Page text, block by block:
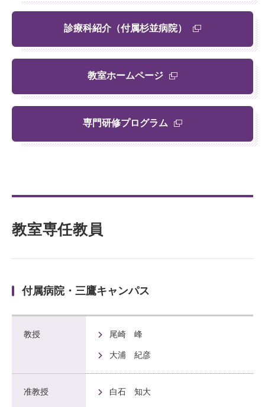
診療科紹介（付属杉並病院）
教室ホームページ
専門研修プログラム
教室専任教員
付属病院・三鷹キャンパス
教授 尾崎 峰
大浦 紀彦
准教授 白石 知大